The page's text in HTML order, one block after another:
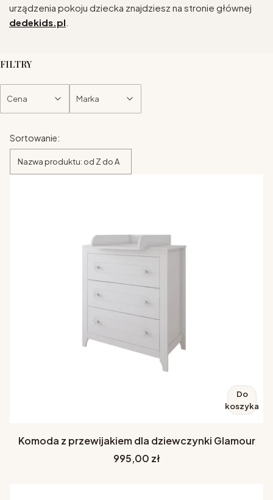
urządzenia pokoju dziecka znajdziesz na stronie głównej
dedekids.pl
FILTRY
Cena Marka
Lista produktów
Sortowanie:
Nazwa produktu: od Z do A
Do
koszyka
Komoda z przewijakiem dla dziewczynki Glamour
Cena
995,00 zł